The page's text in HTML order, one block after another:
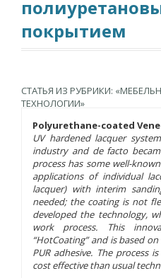
покрытием
СТАТЬЯ ИЗ РУБРИКИ:
ТЕХНОЛОГИИ»
Polyurethane-coated
UV hardened lacquer
industry and de facto
process has some well-
applications of individual
lacquer) with interim
needed; the coating is not
developed the technology,
work process. This
“HotCoating” and is based
PUR adhesive. The process
cost effective than usual